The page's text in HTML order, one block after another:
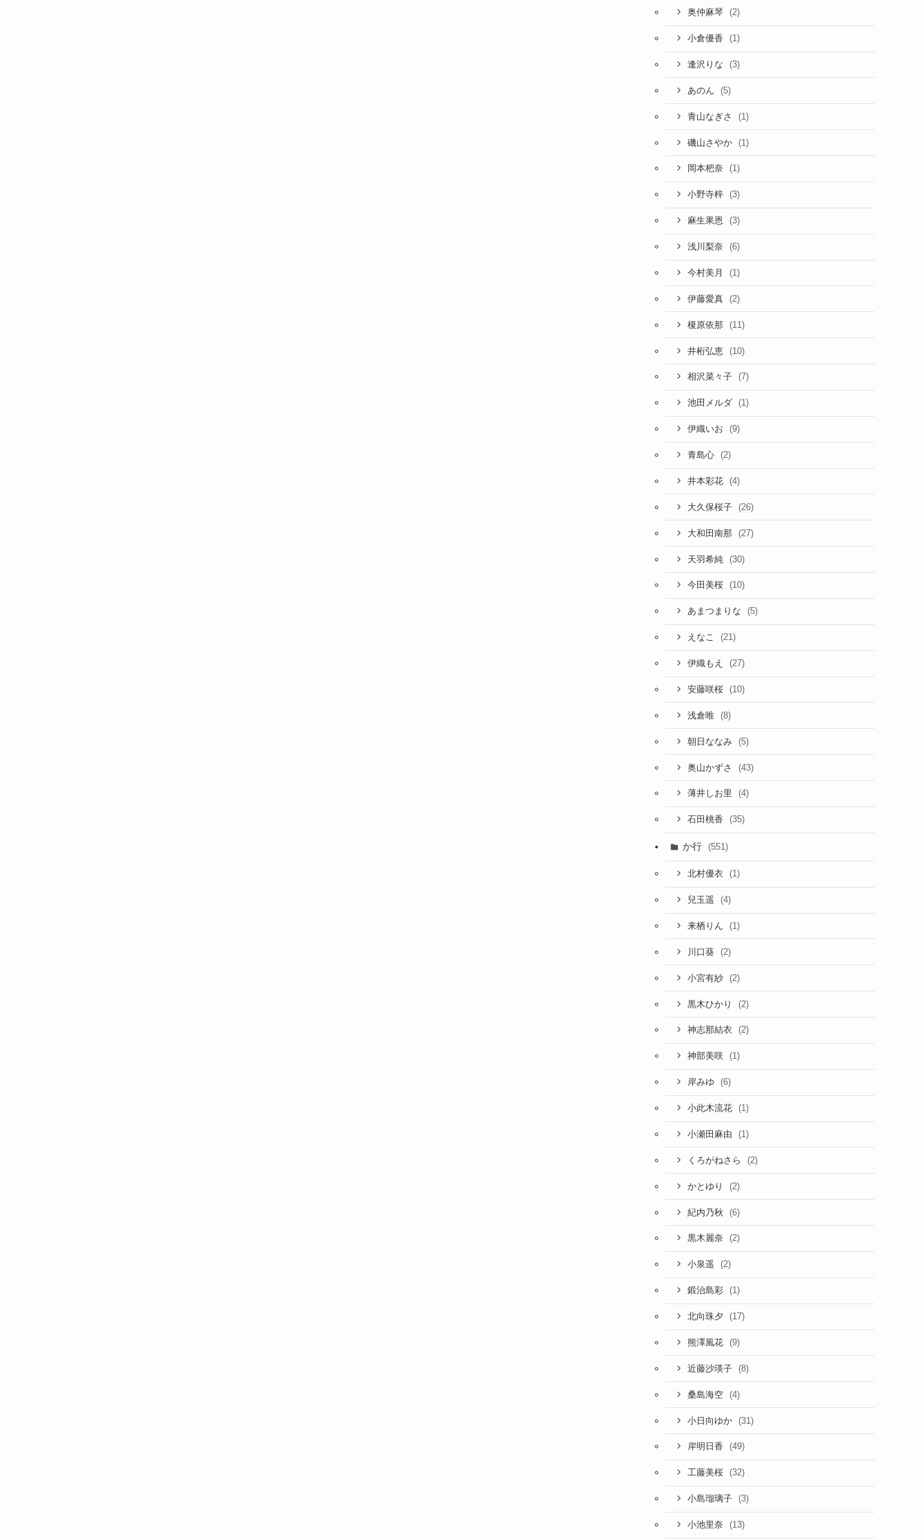
奥仲麻琴 (2)
小倉優香 (1)
逢沢りな (3)
あのん (5)
青山なぎさ (1)
磯山さやか (1)
岡本杷奈 (1)
小野寺梓 (3)
麻生果恩 (3)
浅川梨奈 (6)
今村美月 (1)
伊藤愛真 (2)
榎原依那 (11)
井桁弘恵 (10)
相沢菜々子 (7)
池田メルダ (1)
伊織いお (9)
青島心 (2)
井本彩花 (4)
大久保桜子 (26)
大和田南那 (27)
天羽希純 (30)
今田美桜 (10)
あまつまりな (5)
えなこ (21)
伊織もえ (27)
安藤咲桜 (10)
浅倉唯 (8)
朝日ななみ (5)
奥山かずさ (43)
薄井しお里 (4)
石田桃香 (35)
か行 (551)
北村優衣 (1)
兒玉遥 (4)
来栖りん (1)
川口葵 (2)
小宮有紗 (2)
黒木ひかり (2)
神志那結衣 (2)
神部美咲 (1)
岸みゆ (6)
小此木流花 (1)
小瀬田麻由 (1)
くろがねさら (2)
かとゆり (2)
紀内乃秋 (6)
黒木麗奈 (2)
小泉遥 (2)
鍛治島彩 (1)
北向珠夕 (17)
熊澤風花 (9)
近藤沙瑛子 (8)
桑島海空 (4)
小日向ゆか (31)
岸明日香 (49)
工藤美桜 (32)
小島瑠璃子 (3)
小池里奈 (13)